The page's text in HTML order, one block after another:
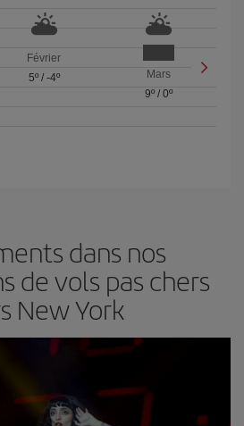
Février
5º/ -4º
Mars
9º /0º
dans nos
de vols pas chers
New York